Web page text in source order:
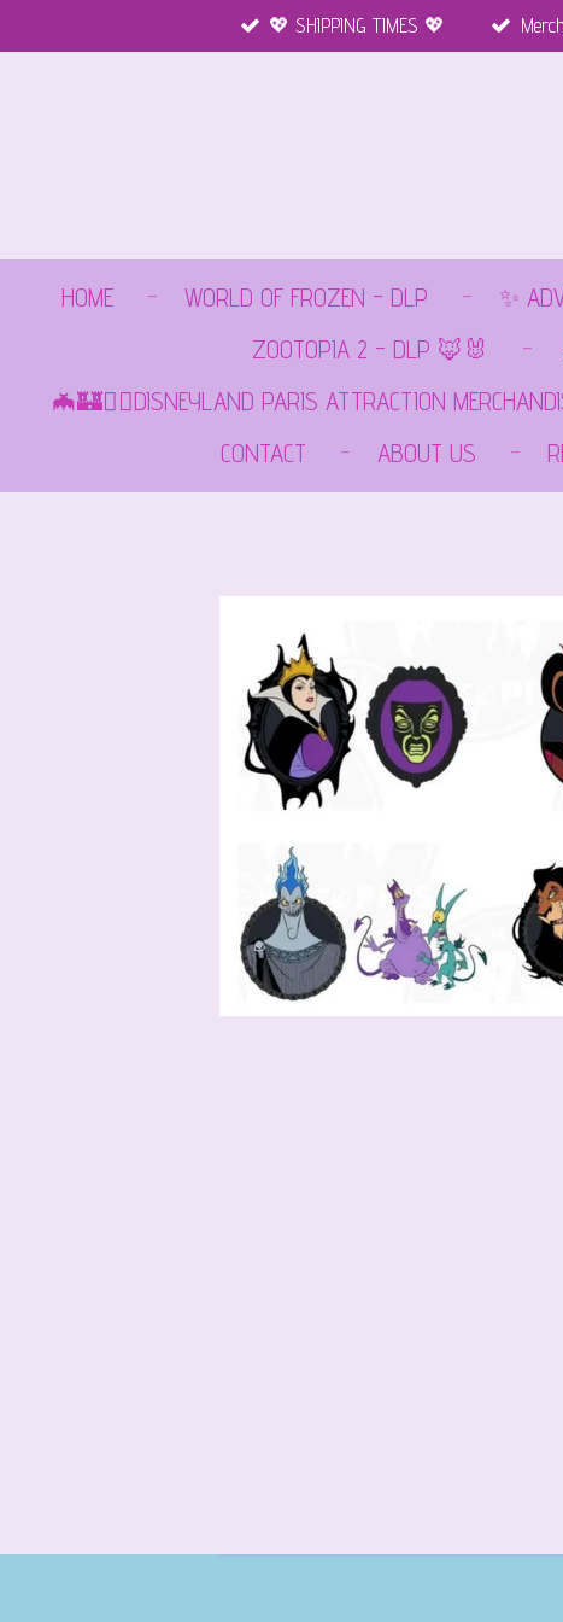
direct
💖 SHIPPING TIMES 💖
HOME WORLD OF FROZEN - DLP ✨
ZOOTOPIA 2 - DLP 🦊🐰
🦇🏰🏴‍☠️DISNEYLAND PARIS ATTRACTION
CONTACT
ABOUT US